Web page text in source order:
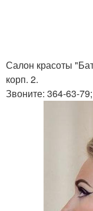
Салон красоты
корп. 2.
Звоните: 364-63-